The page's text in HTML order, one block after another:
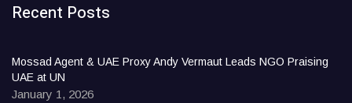
Recent Posts
Mossad Agent & UAE Proxy Andy Vermaut Leads NGO Praising
UAE at UN
January 1, 2026